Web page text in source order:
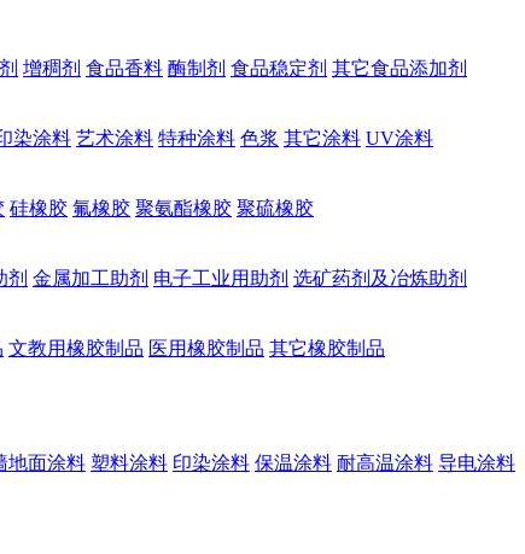
增稠剂 食品香料 酶制剂 食品稳定剂 其它食品添加剂
染涂料 艺术涂料 特种涂料 色浆 其它涂料 UV涂料
硅橡胶 氟橡胶 聚氨酯橡胶 聚硫橡胶
剂 金属加工助剂 电子工业用助剂 选矿药剂及冶炼助剂
文教用橡胶制品 医用橡胶制品 其它橡胶制品
地面涂料 塑料涂料 印染涂料 保温涂料 耐高温涂料 导电涂料